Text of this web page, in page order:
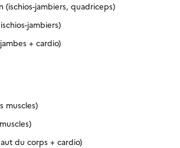
(ischios-jambiers, quadriceps)
jambiers)
+ cardio)
muscles)
du corps + cardio)